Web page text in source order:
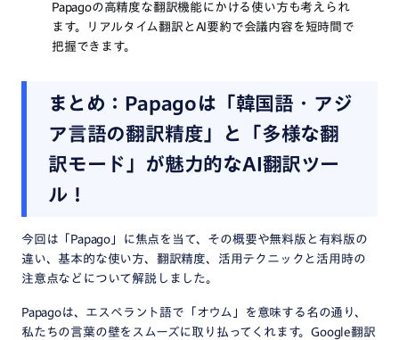
Papagoの高精度な翻訳機能にかける使い方も考えられ
ます。リアルタイム翻訳とAI要約で会議内容を短時間で
把握できます。​
まとめ：Papagoは「韓国語・アジ
ア言語の翻訳精度」と「多様な翻
訳モード」が魅力的なAI翻訳ツー
ル！
今回は「Papago」に焦点を当て、その概要や無料版と有料版の
違い、基本的な使い方、翻訳精度、活用テクニックと活用時の
注意点などについて解説しました。
Papagoは、エスペラント語で「オウム」を意味する名の通り、
私たちの言葉の壁をスムーズに取り払ってくれます。Google翻訳